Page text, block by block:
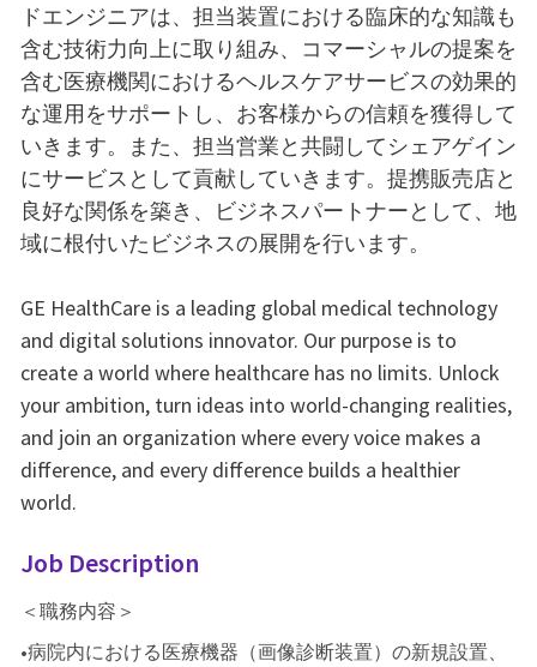
ドエンジニアは、担当装置における臨床的な知識も
含む技術力向上に取り組み、コマーシャルの提案を
含む医療機関におけるヘルスケアサービスの効果的
な運用をサポートし、お客様からの信頼を獲得して
いきます。また、担当営業と共闘してシェアゲイン
にサービスとして貢献していきます。提携販売店と
良好な関係を築き、ビジネスパートナーとして、地
域に根付いたビジネスの展開を行います。
GE HealthCare is a leading global medical technology
and digital solutions innovator. Our purpose is to
create a world where healthcare has no limits. Unlock
your ambition, turn ideas into world-changing realities,
and join an organization where every voice makes a
difference, and every difference builds a healthier
world.
Job Description
＜職務内容＞
•病院内における医療機器（画像診断装置）の新規設置、